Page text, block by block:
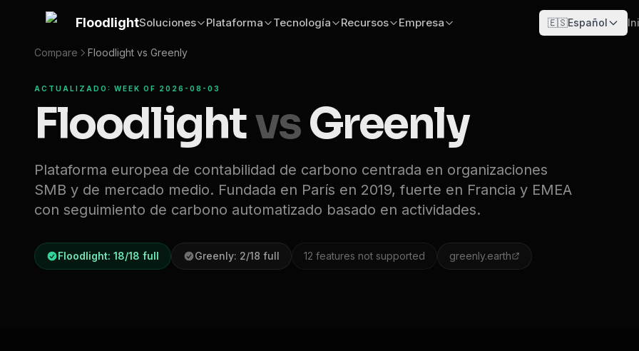
Saltar al contenido principal
FloodlightSoluciones Plataforma Tecnología Recursos Empresa 🇪🇸Español
Compare Floodlight vs Greenly
ACTUALIZADO: WEEK OF 2026-08-03
FloodlightvsGreenly
Plataforma europea de contabilidad de carbono centrada en organizaciones
SMB y de mercado medio. Fundada en París en 2019, fuerte en Francia y EMEA
con seguimiento de carbono automatizado basado en actividades.
Floodlight: 18/18 full Greenly: 2/18 full 12 features not supported greenly.earth